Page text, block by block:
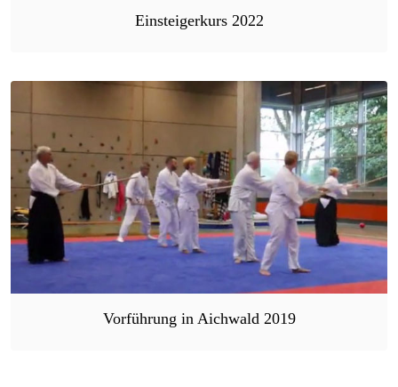
Einsteigerkurs 2022
Vorführung in Aichwald 2019